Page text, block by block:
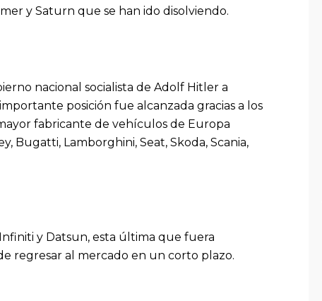
y Saturn que se han ido disolviendo.
nacional socialista de Adolf Hitler a
posición fue alcanzada gracias a los
fabricante de vehículos de Europa
Bugatti, Lamborghini, Seat, Skoda, Scania,
y Datsun, esta última que fuera
regresar al mercado en un corto plazo.